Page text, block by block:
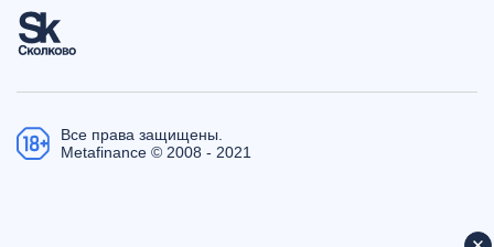
Все права защищены.
Metafinance © 2008 - 2021